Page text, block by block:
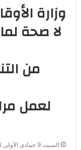
وزارة
لا صحة
من
لعمل
السبت 9 جمادى الأولى 1436هـ - 28 فبراير 2015م | 12:58 م